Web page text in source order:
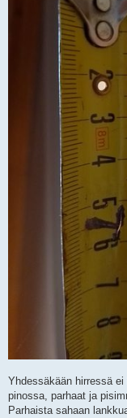
Yhdessäkään hirressä
pinossa, parhaat ja
Parhaista sahaan